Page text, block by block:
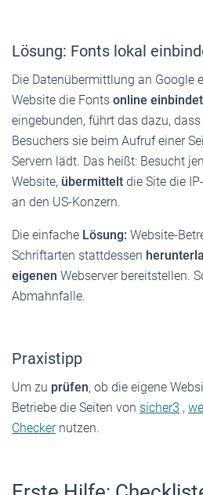
Lösung: Fonts lokal
Die Datenübermittlung an Google
Website die Fonts online einbindet
eingebunden, führt das dazu,
Besuchers sie beim Aufruf einer
Servern lädt. Das heißt: Besucht
Website, übermittelt die Site die
an den US-Konzern.
Die einfache Lösung: Website-
Schriftarten stattdessen
eigenen Webserver bereitstellen.
Abmahnfalle.
Praxistipp
Um zu prüfen, ob die eigene
Betriebe die Seiten von sicher3 ,
Checkernutzen.